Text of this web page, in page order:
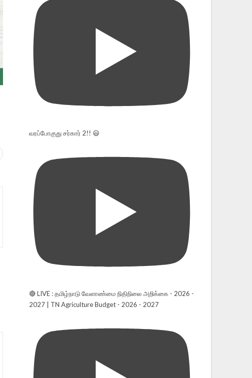
வரப்போகுது சர்கார் 2!! 😃
🔴 LIVE : தமிழ்நாடு வேளாண்மை நிதிநிலை அறிக்கை - 2026 -
2027 | TN Agriculture Budget - 2026 - 2027